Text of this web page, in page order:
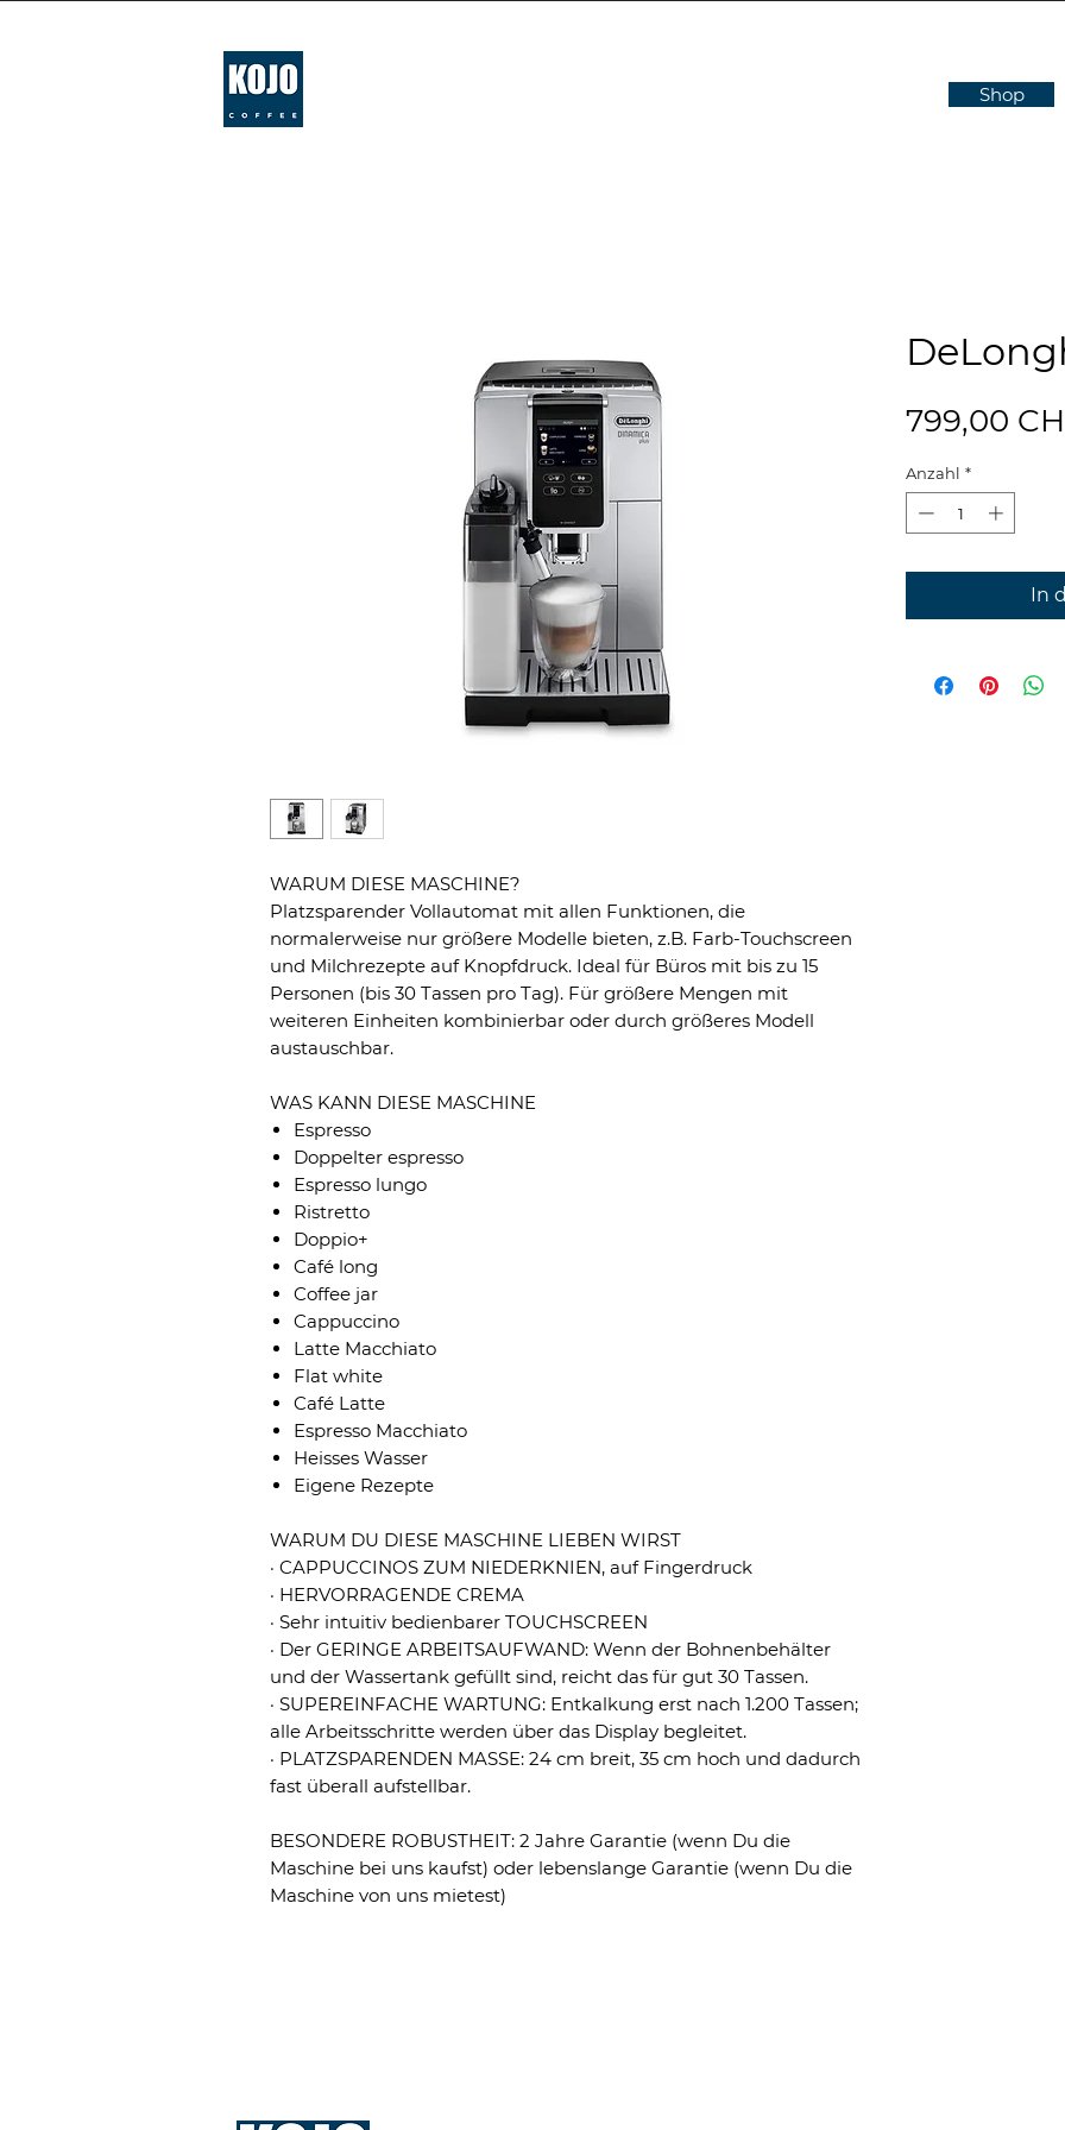
Shop
WARUM DIESE MASCHINE?
Platzsparender Vollautomat mit allen Funktionen, die
normalerweise nur größere Modelle bieten, z.B. Farb-Touchscreen
und Milchrezepte auf Knopfdruck. Ideal für Büros mit bis zu 15
Personen (bis 30 Tassen pro Tag). Für größere Mengen mit
weiteren Einheiten kombinierbar oder durch größeres Modell
austauschbar.
WAS KANN DIESE MASCHINE
Espresso
Doppelter espresso
Espresso lungo
Ristretto
Doppio+
Café long
Coffee jar
Cappuccino
Latte Macchiato
Flat white
Café Latte
Espresso Macchiato
Heisses Wasser
Eigene Rezepte
WARUM DU DIESE MASCHINE LIEBEN WIRST
· CAPPUCCINOS ZUM NIEDERKNIEN, auf Fingerdruck
· HERVORRAGENDE CREMA
· Sehr intuitiv bedienbarer TOUCHSCREEN
· Der GERINGE ARBEITSAUFWAND: Wenn der Bohnenbehälter
und der Wassertank gefüllt sind, reicht das für gut 30 Tassen.
· SUPEREINFACHE WARTUNG: Entkalkung erst nach 1.200 Tassen;
alle Arbeitsschritte werden über das Display begleitet.
· PLATZSPARENDEN MASSE: 24 cm breit, 35 cm hoch und dadurch
fast überall aufstellbar.
BESONDERE ROBUSTHEIT: 2 Jahre Garantie (wenn Du die
Maschine bei uns kaufst) oder lebenslange Garantie (wenn Du die
Maschine von uns mietest)
799,00
Anzahl *
In